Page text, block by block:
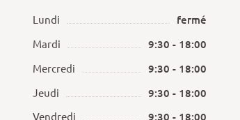
Lundi fermé
Mardi 9:30 - 18:00
Mercredi 9:30 - 18:00
Jeudi 9:30 - 18:00
Vendredi 9:30 - 18:00